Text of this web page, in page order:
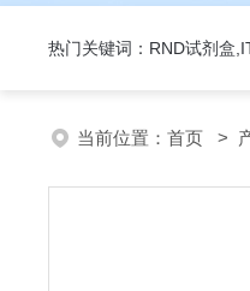
热门关键词：RND试剂盒
当前位置： 首页 >